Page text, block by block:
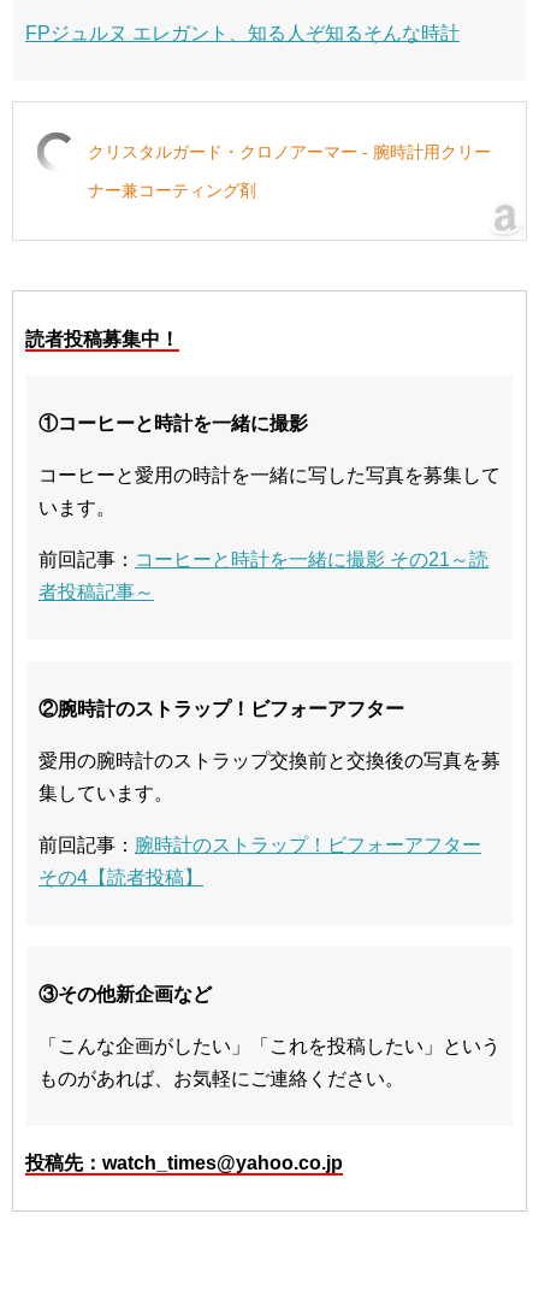
FPジュルヌ エレガント、知る人ぞ知るそんな時計
クリスタルガード・クロノアーマー - 腕時計用クリー
ナー兼コーティング剤
読者投稿募集中！
①コーヒーと時計を一緒に撮影
コーヒーと愛用の時計を一緒に写した写真を募集して
います。
前回記事： コーヒーと時計を一緒に撮影 その21～読
者投稿記事～
②腕時計のストラップ！ビフォーアフター
愛用の腕時計のストラップ交換前と交換後の写真を募
集しています。
前回記事： 腕時計のストラップ！ビフォーアフター
その4【読者投稿】
③その他新企画など
「こんな企画がしたい」「これを投稿したい」という
ものがあれば、お気軽にご連絡ください。
投稿先：watch_times@yahoo.co.jp